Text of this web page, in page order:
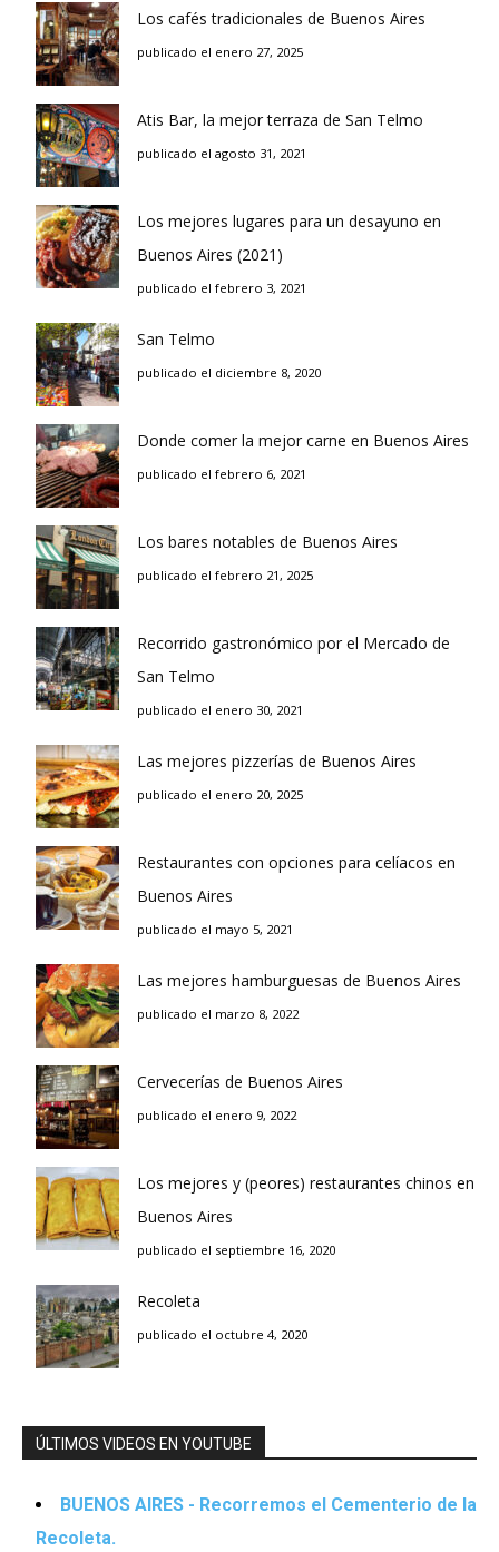
Los cafés tradicionales de Buenos Aires
publicado el enero 27, 2025
Atis Bar, la mejor terraza de San Telmo
publicado el agosto 31, 2021
Los mejores lugares para un desayuno en
Buenos Aires (2021)
publicado el febrero 3, 2021
San Telmo
publicado el diciembre 8, 2020
Donde comer la mejor carne en Buenos Aires
publicado el febrero 6, 2021
Los bares notables de Buenos Aires
publicado el febrero 21, 2025
Recorrido gastronómico por el Mercado de
San Telmo
publicado el enero 30, 2021
Las mejores pizzerías de Buenos Aires
publicado el enero 20, 2025
Restaurantes con opciones para celíacos en
Buenos Aires
publicado el mayo 5, 2021
Las mejores hamburguesas de Buenos Aires
publicado el marzo 8, 2022
Cervecerías de Buenos Aires
publicado el enero 9, 2022
Los mejores y (peores) restaurantes chinos en
Buenos Aires
publicado el septiembre 16, 2020
Recoleta
publicado el octubre 4, 2020
ÚLTIMOS VIDEOS EN YOUTUBE
BUENOS AIRES - Recorremos el Cementerio de la
Recoleta.